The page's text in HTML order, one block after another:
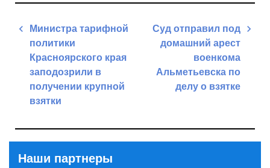
Навигация
записям
Министра тарифной
политики
Красноярского края
заподозрили в
получении крупной
взятки
Суд отправил под
домашний арест
военкома
Альметьевска по
делу о взятке
Наши партнеры